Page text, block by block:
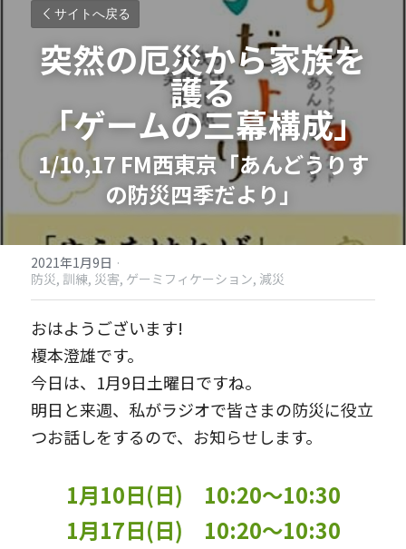
サイトへ戻る
突然の厄災から家族を
護る
「ゲームの三幕構成」
1/10,17 FM西東京「あんどうりす
の防災四季だより」
2021年1月9日 ·
防災, 訓練, 災害, ゲーミフィケーション, 減災
おはようございます!
榎本澄雄です。
今日は、1月9日土曜日ですね。
明日と来週、私がラジオで皆さまの防災に役立
つお話しをするので、お知らせします。
1月10日(日)　10:20〜10:30
1月17日(日)　10:20〜10:30